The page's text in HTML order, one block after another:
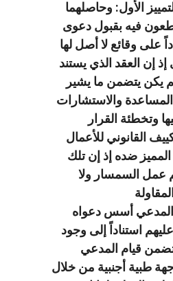
الأول: وحاصلهما
فيه بقبول دعوى
على وقائع لا أصل لها
إن العقد الذي يستند
يكن يتضمن ما يشير
المساعدة والاستشارات
وتخطئة القرار
القانوني للأعمال
المميز ضده إذ إن تلك
عمل السمسار ولا
أسس دعواه
استناداً إلى وجود
قيام المدعي
طبية أجنبية من خلال